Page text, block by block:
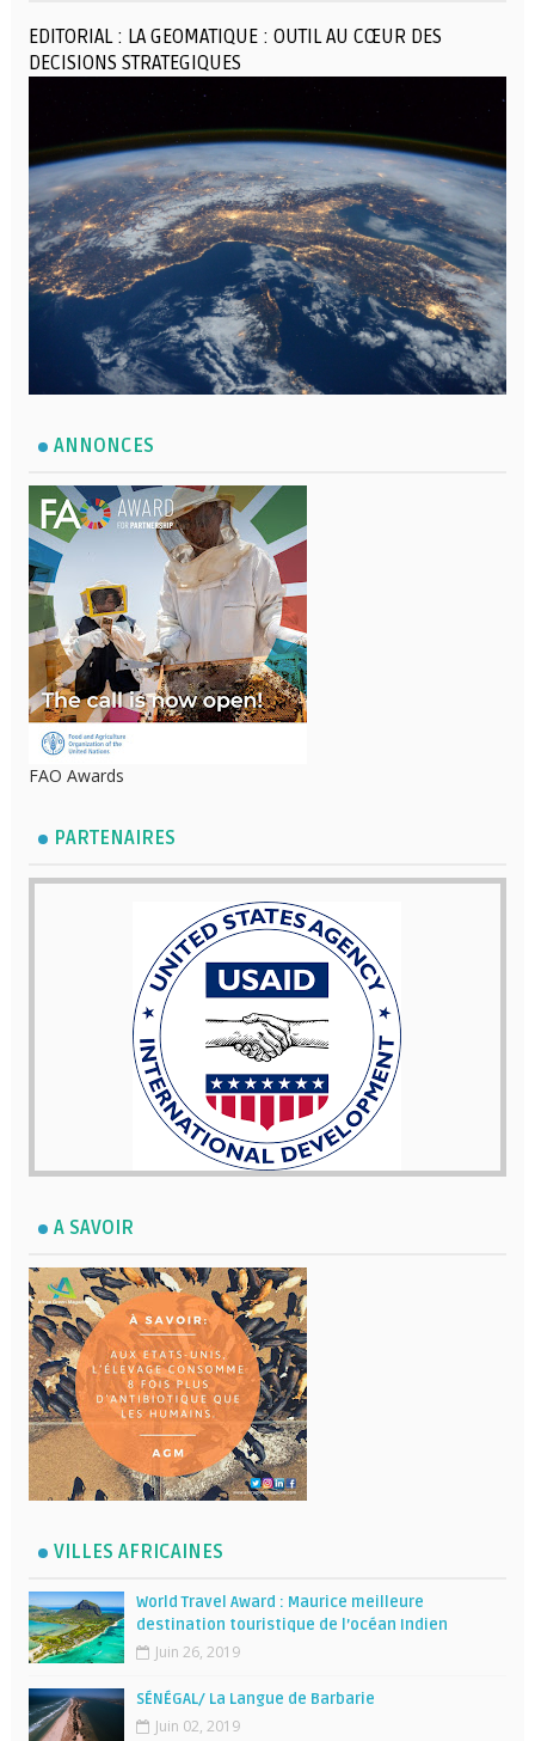
EDITORIAL : LA GEOMATIQUE : OUTIL AU CŒUR DES
DECISIONS STRATEGIQUES
ANNONCES
FAO Awards
PARTENAIRES
A SAVOIR
VILLES AFRICAINES
World Travel Award : Maurice meilleure
destination touristique de l’océan Indien
Juin 26, 2019
SÉNÉGAL/ La Langue de Barbarie
Juin 02, 2019